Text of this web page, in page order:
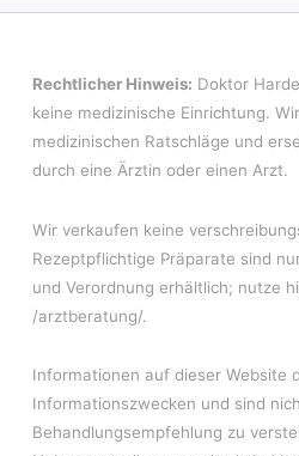
Rechtlicher Hinweis: Doktor
keine medizinische Einrichtung.
medizinischen Ratschläge und
durch eine Ärztin oder einen Arzt.
Wir verkaufen keine
Rezeptpflichtige Präparate sind
und Verordnung erhältlich; nutze
/arztberatung/.
Informationen auf dieser Website
Informationszwecken und sind
Behandlungsempfehlung zu